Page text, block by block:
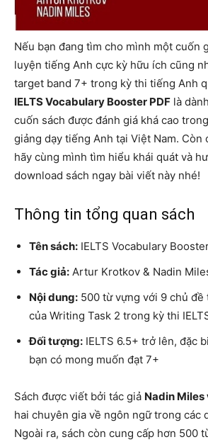
Nếu bạn đang tìm cho mình một cuốn
luyện tiếng Anh cực kỳ hữu ích cũng
target band 7+ trong kỳ thi tiếng Anh
IELTS Vocabulary Booster PDF là
cuốn sách được đánh giá khá cao
giảng dạy tiếng Anh tại Việt Nam. Còn
hãy cùng mình tìm hiểu khái quát và
download sách ngay bài viết này nhé!
Thông tin tổng quan sách
Tên sách: IELTS Vocabulary
Tác giả: Artur Krotkov & Nadin
Nội dung: 500 từ vựng với 9 chủ đề
của Writing Task 2 trong kỳ thi
Đối tượng: IELTS 6.5+ trở lên, đặc
bạn có mong muốn đạt 7+
Sách được viết bởi tác giả Nadin
hai chuyên gia về ngôn ngữ trong các
Ngoài ra, sách còn cung cấp hơn 500